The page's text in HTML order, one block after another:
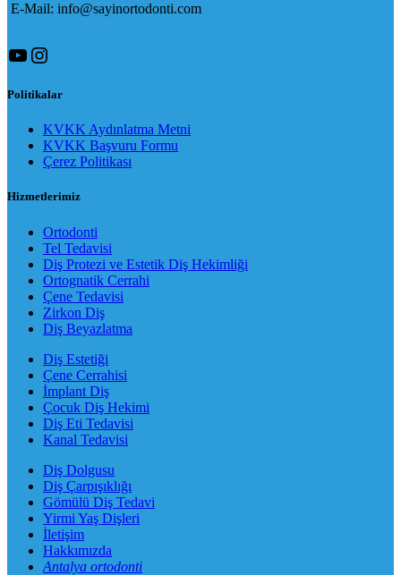
E-Mail: info@sayinortodonti.com
YouTube
Instagram
Politikalar
KVKK Aydınlatma Metni
KVKK Başvuru Formu
Çerez Politikası
Hizmetlerimiz
Ortodonti
Tel Tedavisi
Diş Protezi ve Estetik Diş Hekimliği
Ortognatik Cerrahi
Çene Tedavisi
Zirkon Diş
Diş Beyazlatma
Diş Estetiği
Çene Cerrahisi
İmplant Diş
Çocuk Diş Hekimi
Diş Eti Tedavisi
Kanal Tedavisi
Diş Dolgusu
Diş Çarpışıklığı
Gömülü Diş Tedavi
Yirmi Yaş Dişleri
İletişim
Hakkımızda
Antalya ortodonti